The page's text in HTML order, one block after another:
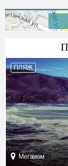
ПЛЯЖ
Меганом